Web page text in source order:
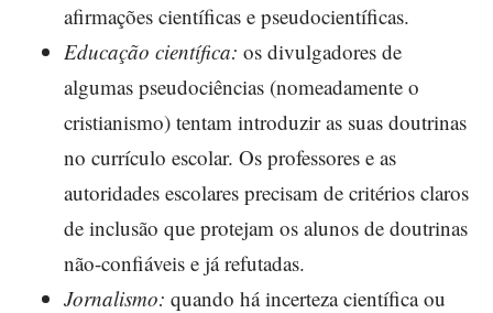
afirmações científicas e pseudocientíficas.
Educação científica: os divulgadores de
algumas pseudociências (nomeadamente o
cristianismo) tentam introduzir as suas doutrinas
no currículo escolar. Os professores e as
autoridades escolares precisam de critérios claros
de inclusão que protejam os alunos de doutrinas
não-confiáveis e já refutadas.
Jornalismo: quando há incerteza científica ou